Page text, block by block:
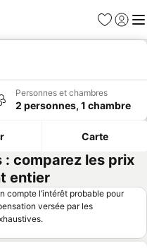
Favoris
Se
Personnes et chambres
2 personnes, 1 chambre
Carte
: comparez les prix
entier
compte l’intérêt probable pour
versée par les